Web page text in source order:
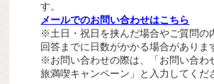
す。
メールでのお問い合わせはこちら
※土日・祝日を挟んだ場合やご質問の
回答までに日数がかかる場合がありま
※お問い合わせの際は、「お問い合わ
旅満喫キャンペーン 」と入力してくだ